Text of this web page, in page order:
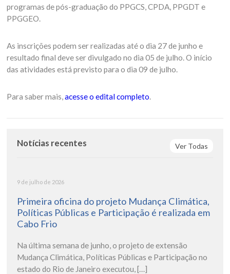
programas de pós-graduação do PPGCS, CPDA, PPGDT e
PPGGEO.
As inscrições podem ser realizadas até o dia 27 de junho e
resultado final deve ser divulgado no dia 05 de julho. O início
das atividades está previsto para o dia 09 de julho.
Para saber mais,acesse o edital completo.
Ver Todas
Notícias recentes
9 de julho de 2026
Primeira oficina do projeto Mudança Climática,
Políticas Públicas e Participação é realizada em
Cabo Frio
Na última semana de junho, o projeto de extensão
Mudança Climática, Políticas Públicas e Participação no
estado do Rio de Janeiro executou, […]